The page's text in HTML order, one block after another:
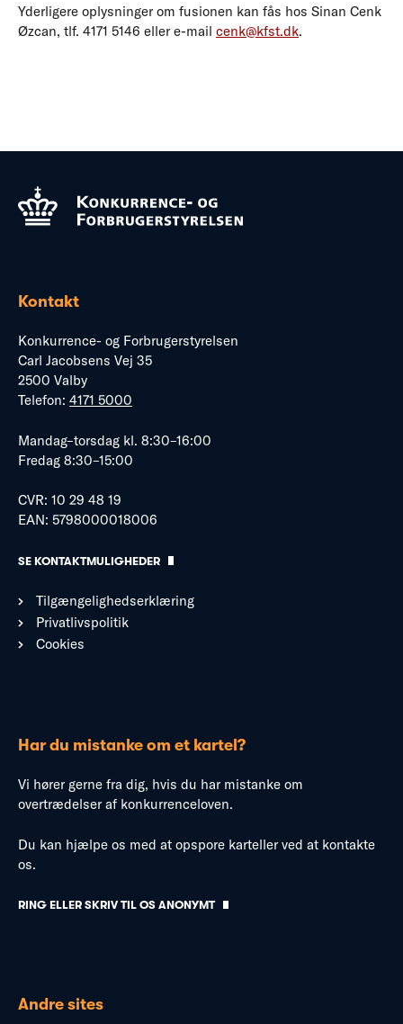
Yderligere oplysninger om fusionen kan fås hos Sinan Cenk
Øzcan, tlf. 4171 5146 eller e-mail cenk@kfst.dk.
Kontakt
Konkurrence- og Forbrugerstyrelsen
Carl Jacobsens Vej 35
2500 Valby
Telefon: 4171 5000
Mandag–torsdag kl. 8:30–16:00
Fredag 8:30–15:00
CVR: 10 29 48 19
EAN: 5798000018006
SE KONTAKTMULIGHEDER
Tilgængelighedserklæring
Privatlivspolitik
Cookies
Har du mistanke om et kartel?
Vi hører gerne fra dig, hvis du har mistanke om
overtrædelser af konkurrenceloven.
Du kan hjælpe os med at opspore karteller ved at kontakte
os.
RING ELLER SKRIV TIL OS ANONYMT
Andre sites